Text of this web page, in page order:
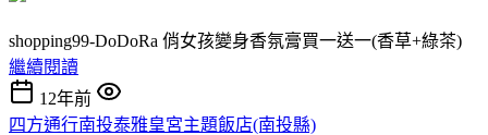
shopping99-DoDoRa 俏女孩變身香氛膏買一送一(香草+綠茶)
繼續閱讀
12年前
四方通行南投泰雅皇宮主題飯店(南投縣)